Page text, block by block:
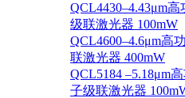
QCL4430–4.43μm
级联激光器 100mW
QCL4600–4.6μm高
联激光器 400mW
QCL5184 –5.18μm
子级联激光器